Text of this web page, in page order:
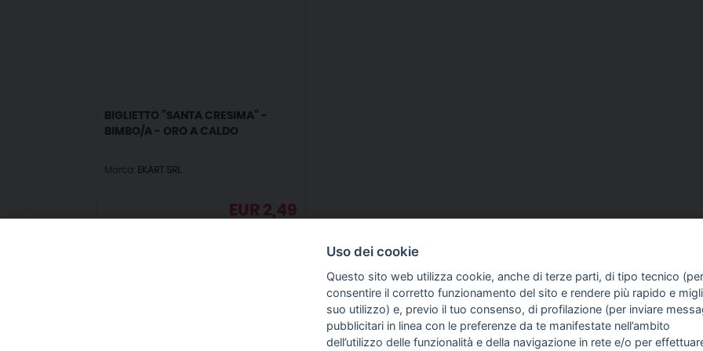
BIGLIETTO ”SANTA CRESIMA” -
BIMBO/A - ORO A CALDO
Marca: EKART SRL
EUR 2,49
INFO SULL'AZIENDA GUIDA AGLI ACQUISTI
Uso dei cookie
Questo sito web utilizza cookie, anche di terze parti, di tipo tecnico (per
consentire il corretto funzionamento del sito e rendere più rapido e
suo utilizzo) e, previo il tuo consenso, di profilazione (per inviare
pubblicitari in linea con le preferenze da te manifestate nell’ambito
dell’utilizzo delle funzionalità e della navigazione in rete e/o per